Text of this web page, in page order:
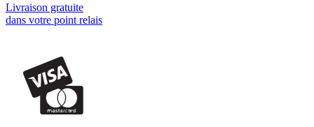
Livraison gratuite
dans votre point relais